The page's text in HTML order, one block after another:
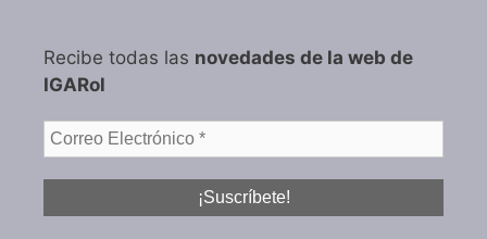
Recibe todas las novedades de la web de
IGARol